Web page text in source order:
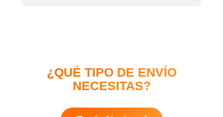
¿QUÉ TIPO DE ENVÍO
NECESITAS?